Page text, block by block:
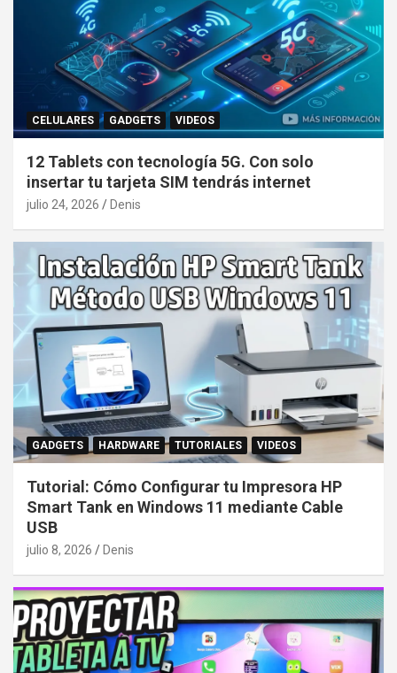
CELULARES GADGETS VIDEOS
12 Tablets con tecnología 5G. Con solo
insertar tu tarjeta SIM tendrás internet
julio 24, 2026 Denis
GADGETS HARDWARE TUTORIALES VIDEOS
Tutorial: Cómo Configurar tu Impresora HP
Smart Tank en Windows 11 mediante Cable
USB
julio 8, 2026 Denis